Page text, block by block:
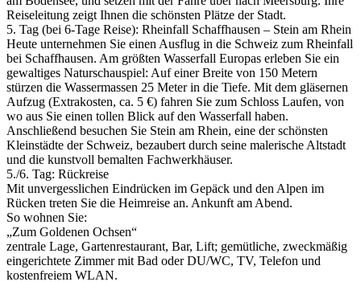
Reiseleitung zeigt Ihnen die schönsten Plätze der Stadt.
5. Tag (bei 6-Tage Reise): Rheinfall Schaffhausen – Stein am Rhein
Heute unternehmen Sie einen Ausflug in die Schweiz zum Rheinfall
bei Schaffhausen. Am größten Wasserfall Europas erleben Sie ein
gewaltiges Naturschauspiel: Auf einer Breite von 150 Metern
stürzen die Wassermassen 25 Meter in die Tiefe. Mit dem gläsernen
Aufzug (Extrakosten, ca. 5 €) fahren Sie zum Schloss Laufen, von
wo aus Sie einen tollen Blick auf den Wasserfall haben.
Anschließend besuchen Sie Stein am Rhein, eine der schönsten
Kleinstädte der Schweiz, bezaubert durch seine malerische Altstadt
und die kunstvoll bemalten Fachwerkhäuser.
5./­6. Tag: Rückreise
Mit unvergesslichen Eindrücken im Gepäck und den Alpen im
Rücken treten Sie die Heimreise an. Ankunft am Abend.
So wohnen Sie:
„Zum Goldenen Ochsen“
zentrale Lage, Gartenrestaurant, Bar, Lift; gemütliche, zweckmäßig
eingerichtete Zimmer mit Bad oder DU/­WC, TV, Telefon und
kostenfreiem WLAN.